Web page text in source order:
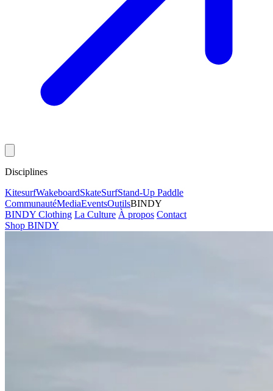
Disciplines
KitesurfWakeboardSkateSurfStand-Up Paddle
CommunautéMediaEventsOutilsBINDY
BINDY Clothing La Culture À propos Contact
Shop BINDY